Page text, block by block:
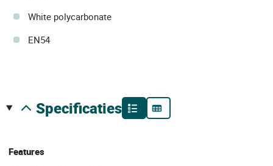
White polycarbonate
EN54
specificaties
Features